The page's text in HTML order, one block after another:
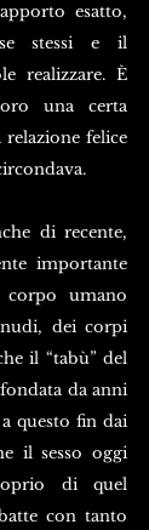
esatto,
se stessi e il
realizzare. È
una certa
relazione felice
di recente,
importante
umano
dei corpi
il “tabù” del
da anni
questo fin dai
il sesso oggi
di quel
con tanto